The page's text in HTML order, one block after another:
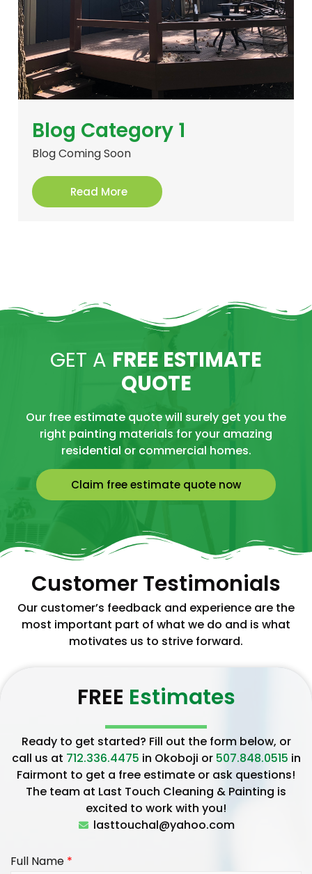
Blog Category 1
Blog Coming Soon
Read More
GET A FREE ESTIMATE
QUOTE
Our free estimate quote will surely get you the
right painting materials for your amazing
residential or commercial homes.
Claim free estimate quote now
Customer Testimonials
Our customer’s feedback and experience are the
most important part of what we do and is what
motivates us to strive forward.
FREE Estimates
Ready to get started? Fill out the form below, or
call us at 712.336.4475 in Okoboji or 507.848.0515 in
Fairmont to get a free estimate or ask questions!
The team at Last Touch Cleaning & Painting is
excited to work with you!
lasttouchal@yahoo.com
Full Name *